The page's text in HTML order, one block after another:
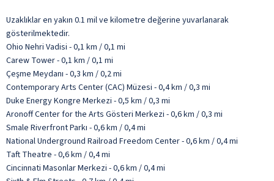
Uzaklıklar en yakın 0.1 mil ve kilometre değerine yuvarlanarak
gösterilmektedir.
Ohio Nehri Vadisi - 0,1 km / 0,1 mi
Carew Tower - 0,1 km / 0,1 mi
Çeşme Meydanı - 0,3 km / 0,2 mi
Contemporary Arts Center (CAC) Müzesi - 0,4 km / 0,3 mi
Duke Energy Kongre Merkezi - 0,5 km / 0,3 mi
Aronoff Center for the Arts Gösteri Merkezi - 0,6 km / 0,3 mi
Smale Riverfront Parkı - 0,6 km / 0,4 mi
National Underground Railroad Freedom Center - 0,6 km / 0,4 mi
Taft Theatre - 0,6 km / 0,4 mi
Cincinnati Masonlar Merkezi - 0,6 km / 0,4 mi